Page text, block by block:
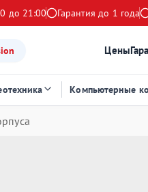
до 21:00 Гарантия до 1 года
Цены
Компьютерные